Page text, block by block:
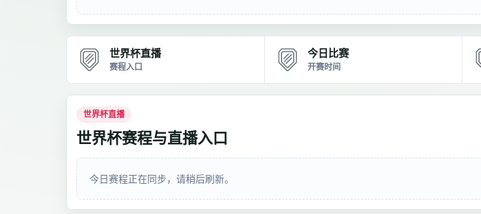
世界杯直播
赛程入口
今日比赛
开赛时间
世界杯直播
世界杯赛程与直播入口
今日赛程正在同步，请稍后刷新。